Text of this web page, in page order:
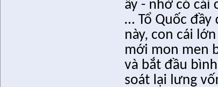
ấy - nhờ có cái
… Tổ Quốc
này, con cái
mới mon men
và bắt đầu
soát lại lưng